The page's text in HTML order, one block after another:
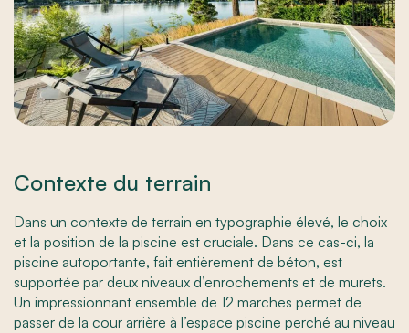
Contexte du terrain
Dans un contexte de terrain en typographie élevé, le choix
et la position de la piscine est cruciale. Dans ce cas-ci, la
piscine autoportante, fait entièrement de béton, est
supportée par deux niveaux d’enrochements et de murets.
Un impressionnant ensemble de 12 marches permet de
passer de la cour arrière à l’espace piscine perché au niveau